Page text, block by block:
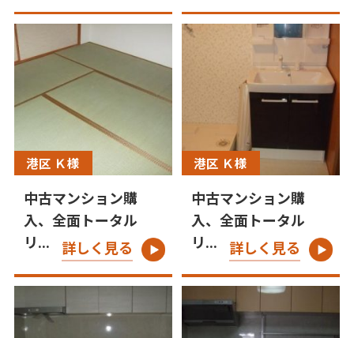
港区 Ｋ様
中古マンション購
入、全面トータル
リ...
詳しく見る
港区 Ｋ様
中古マンション購
入、全面トータル
リ...
詳しく見る